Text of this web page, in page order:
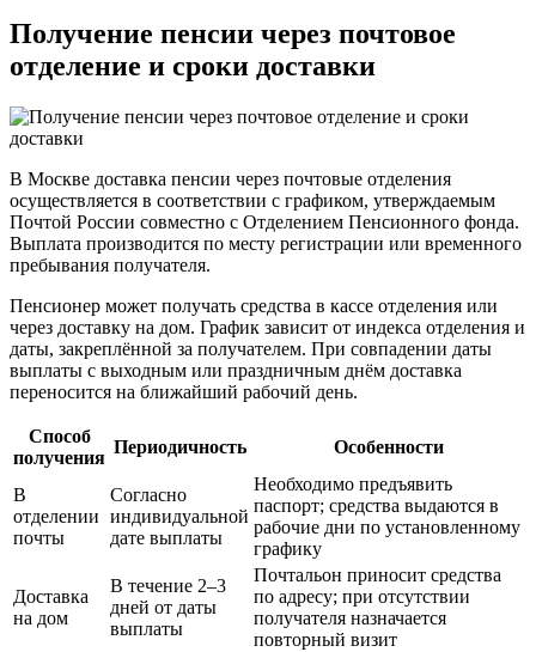
Получение пенсии через почтовое
отделение и сроки доставки
В Москве доставка пенсии через почтовые отделения
осуществляется в соответствии с графиком, утверждаемым
Почтой России совместно с Отделением Пенсионного фонда.
Выплата производится по месту регистрации или временного
пребывания получателя.
Пенсионер может получать средства в кассе отделения или
через доставку на дом. График зависит от индекса отделения и
даты, закреплённой за получателем. При совпадении даты
выплаты с выходным или праздничным днём доставка
переносится на ближайший рабочий день.
Способ
получения
Периодичность Особенности
В
отделении
почты
Согласно
индивидуальной
дате выплаты
Необходимо предъявить
паспорт; средства выдаются в
рабочие дни по установленному
графику
Доставка
на дом
В течение 2–3
дней от даты
выплаты
Почтальон приносит средства
по адресу; при отсутствии
получателя назначается
повторный визит